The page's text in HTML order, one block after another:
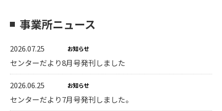
事業所ニュース
2026.07.25 お知らせ
センターだより8月号発刊しました
2026.06.25 お知らせ
センターだより7月号発刊しました。